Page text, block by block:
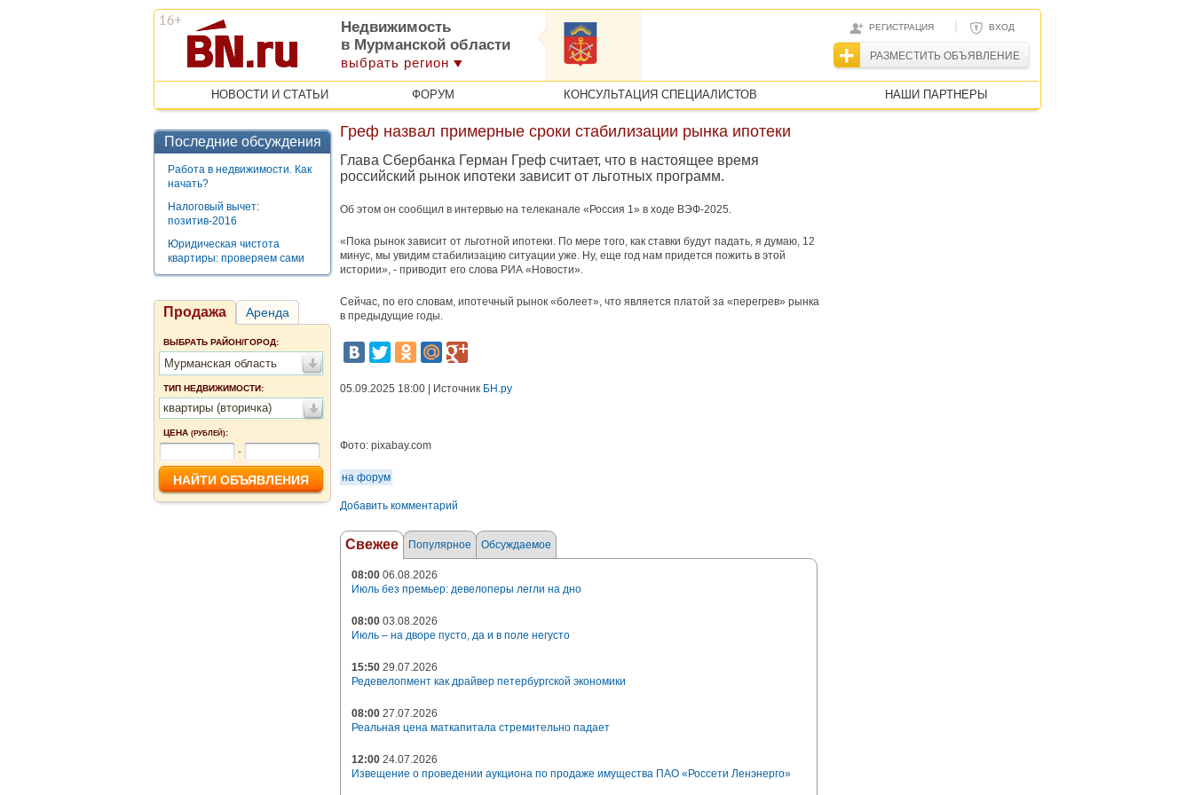
РЕГИСТРАЦИЯ | ВХОД
РАЗМЕСТИТЬ ОБЪЯВЛЕНИЕ
Недвижимость
в Мурманской области
выбрать регион
НОВОСТИ И СТАТЬИ ФОРУМ КОНСУЛЬТАЦИЯ СПЕЦИАЛИСТОВ НАШИ ПАРТНЕРЫ
Последние обсуждения
Работа в недвижимости. Как
начать?
Налоговый вычет:
позитив-2016
Юридическая чистота
квартиры: проверяем сами
Продажа Аренда
ВЫБРАТЬ РАЙОН/ГОРОД:
Мурманская область
ТИП НЕДВИЖИМОСТИ:
квартиры (вторичка)
ЦЕНА (РУБЛЕЙ):
-
Греф назвал примерные сроки стабилизации рынка ипотеки
Глава Сбербанка Герман Греф считает, что в настоящее время
российский рынок ипотеки зависит от льготных программ.
Об этом он сообщил в интервью на телеканале «Россия 1» в ходе ВЭФ-2025.
«Пока рынок зависит от льготной ипотеки. По мере того, как ставки будут падать, я думаю, 12
минус, мы увидим стабилизацию ситуации уже. Ну, еще год нам придется пожить в этой
истории», - приводит его слова РИА «Новости».
Сейчас, по его словам, ипотечный рынок «болеет», что является платой за «перегрев» рынка
в предыдущие годы.
05.09.2025 18:00 | Источник БН.ру
Фото: pixabay.com
на форум
Добавить комментарий
Свежее Популярное Обсуждаемое
08:00 06.08.2026
Июль без премьер: девелоперы легли на дно
08:00 03.08.2026
Июль – на дворе пусто, да и в поле негусто
15:50 29.07.2026
Редевелопмент как драйвер петербургской экономики
08:00 27.07.2026
Реальная цена маткапитала стремительно падает
12:00 24.07.2026
Извещение о проведении аукциона по продаже имущества ПАО «Россети Ленэнерго»